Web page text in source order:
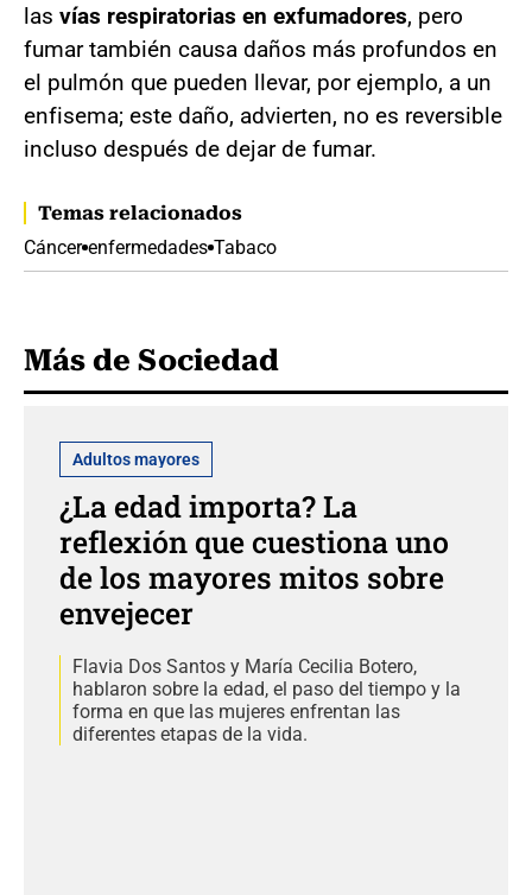
las vías respiratorias en exfumadores, pero
fumar también causa daños más profundos en
el pulmón que pueden llevar, por ejemplo, a un
enfisema; este daño, advierten, no es reversible
incluso después de dejar de fumar.
Temas relacionados
Cáncer enfermedades Tabaco
Más de Sociedad
Adultos mayores
¿La edad importa? La
reflexión que cuestiona uno
de los mayores mitos sobre
envejecer
Flavia Dos Santos y María Cecilia Botero,
hablaron sobre la edad, el paso del tiempo y la
forma en que las mujeres enfrentan las
diferentes etapas de la vida.